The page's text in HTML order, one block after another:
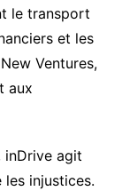
le transport
et les
Ventures,
aux
inDrive agit
injustices.